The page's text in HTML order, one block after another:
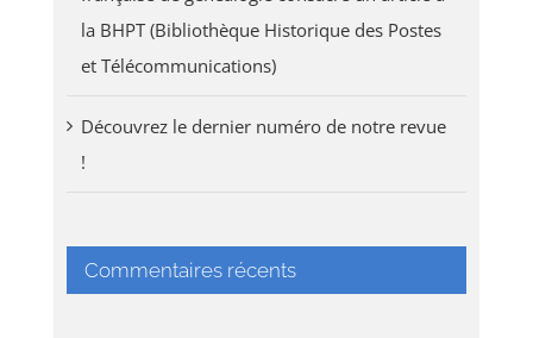
la BHPT (Bibliothèque Historique des Postes
et Télécommunications)
Découvrez le dernier numéro de notre revue
!
Commentaires récents